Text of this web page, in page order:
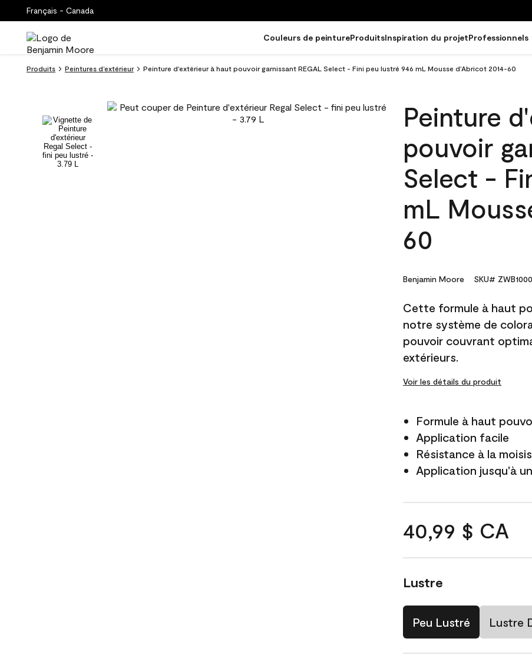
Français - Canada
Couleurs de peintureProduitsInspiration du projetProfessionnels
Produits Peintures d’extérieur Peinture d'extérieur à haut pouvoir garnissant REGAL Select - Fini peu lustré 946 mL Mousse d'Abricot 2014-60
Peinture
pouvoir
Select -
mL
60
Benjamin Moore SKU#
Cette formule à haut
notre système de
pouvoir couvrant
extérieurs.
Voir les détails du produit
Formule à haut
Application facile
Résistance à la
Application jusqu'à
40,99 $ CA
Lustre
Peu Lustré Lustre